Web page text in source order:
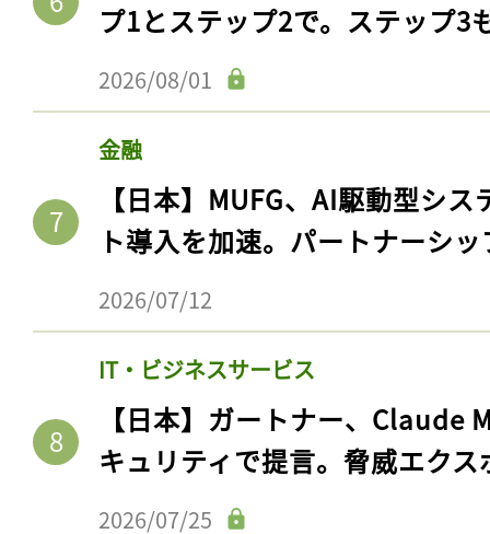
プ1とステップ2で。ステップ3
2026/08/01
金融
【日本】MUFG、AI駆動型シ
ト導入を加速。パートナーシ
2026/07/12
IT・ビジネスサービス
【日本】ガートナー、Claude
キュリティで提言。脅威エク
2026/07/25
記事をお気に入りに
ログインが必